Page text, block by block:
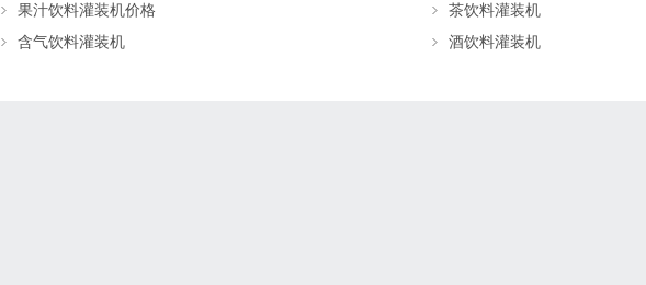
果汁饮料灌装机价格
茶饮料灌装机
含气饮料灌装机
酒饮料灌装机